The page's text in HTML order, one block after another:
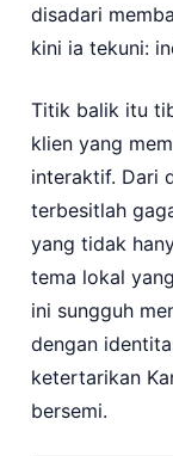
disadari
kini ia tekuni:
Titik balik itu
klien yang
interaktif. Dari
terbesitlah
yang tidak
tema lokal
ini sungguh
dengan
ketertarikan
bersemi.